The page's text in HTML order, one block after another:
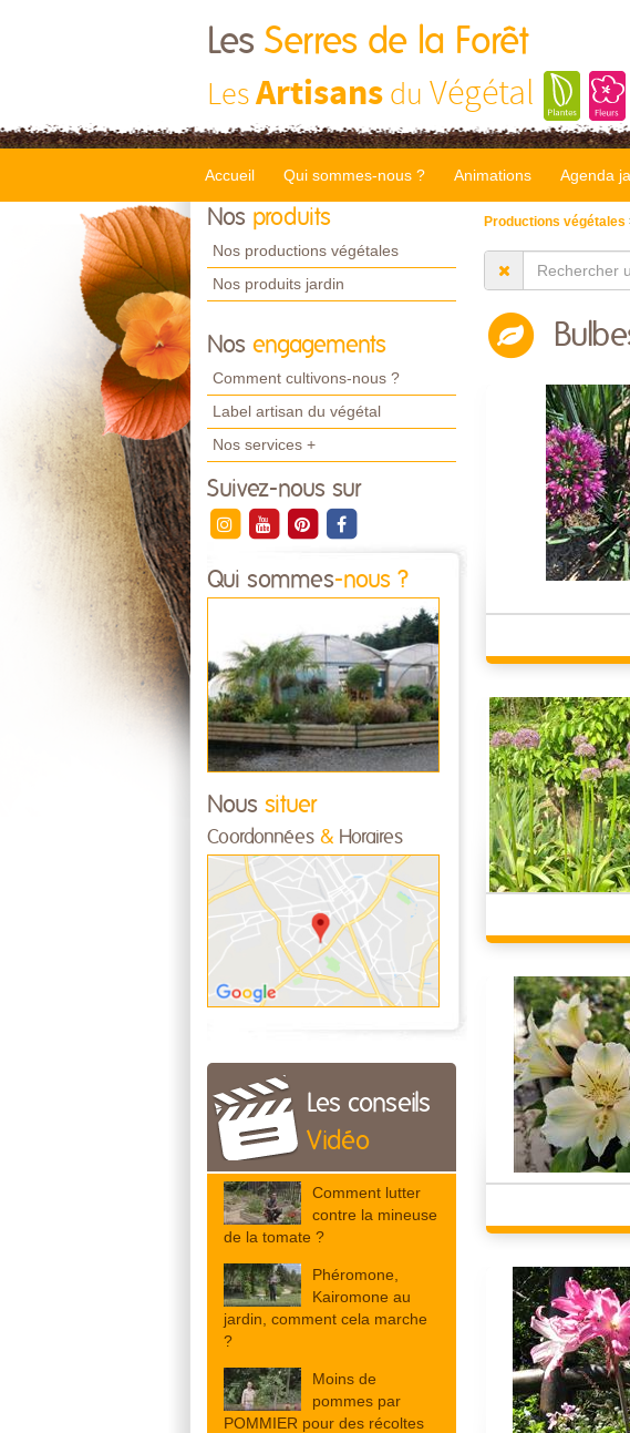
Les Serres de la Forêt
LesArtisans du Végétal
Accueil Qui sommes-nous ? Animations Agenda
Nos produits
Nos productions végétales
Nos produits jardin
Nos engagements
Comment cultivons-nous ?
Label artisan du végétal
Nos services +
Suivez-nous sur
Qui sommes-nous ?
Nous situer
Coordonnées & Horaires
Les conseils
Vidéo
Comment lutter
contre la mineuse
de la tomate ?
Phéromone,
Kairomone au
jardin, comment cela marche
?
Moins de
pommes par
POMMIER pour des récoltes
Productions végétales